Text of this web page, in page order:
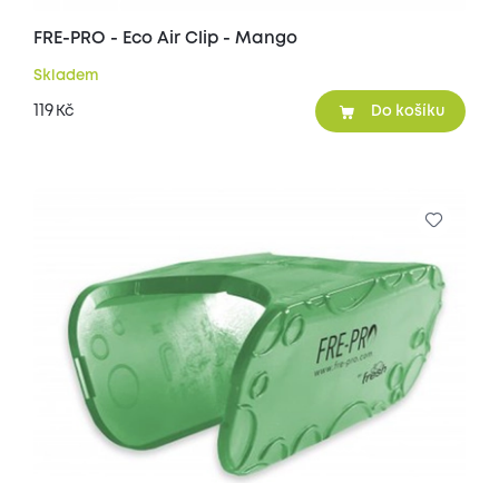
FRE-PRO - Eco Air Clip - Mango
Skladem
119 Kč Do košíku